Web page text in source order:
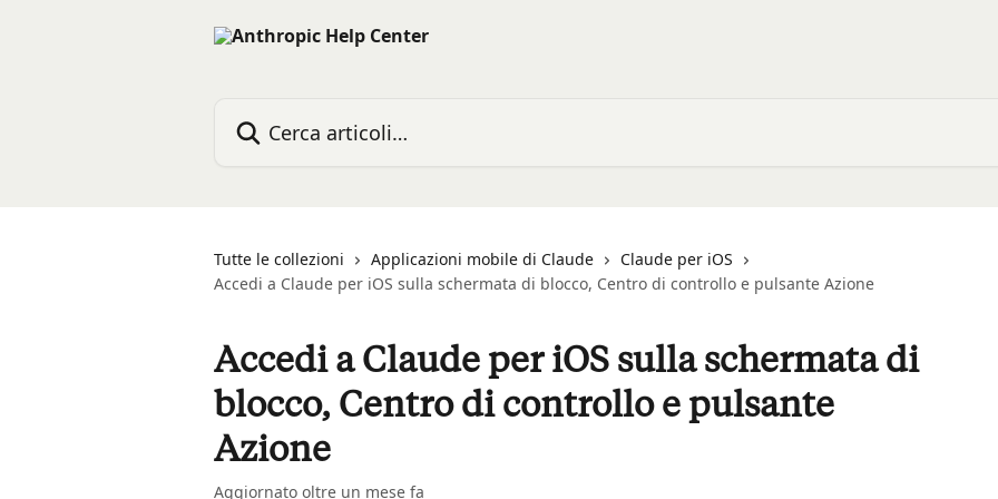
Tutte le collezioni Applicazioni mobile di Claude
Claude per iOS
Accedi a Claude per iOS sulla schermata di blocco, Centro di controllo e pulsante Azione
Accedi a Claude per iOS sulla schermata di
blocco, Centro di controllo e pulsante
Azione
Aggiornato oltre un mese fa